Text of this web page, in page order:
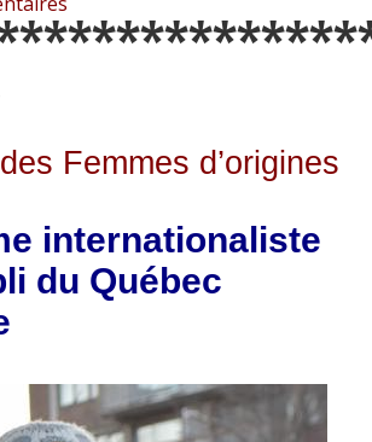
Femmes d’origines
internationaliste
du Québec